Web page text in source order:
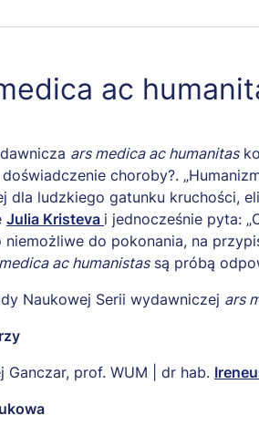
ac
ars medica ac humanitas
choroby?.
dla ludzkiego gatunku kruchości,
Julia Kristeva i jednocześnie pyta:
niemożliwe do pokonania, na
ac humanistassą próbą
Naukowej Serii wydawniczej ars
Ganczar, prof. WUM | dr hab.